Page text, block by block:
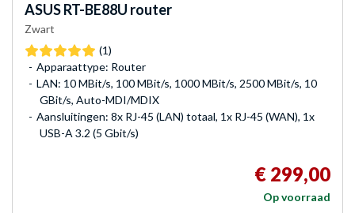
ASUSRT-BE88U router
Zwart
(1)
Apparaattype: Router
LAN: 10 MBit/s, 100 MBit/s, 1000 MBit/s, 2500 MBit/s, 10
GBit/s, Auto-MDI/MDIX
Aansluitingen: 8x RJ-45 (LAN) totaal, 1x RJ-45 (WAN), 1x
USB-A 3.2 (5 Gbit/s)
€ 299,00
Op voorraad